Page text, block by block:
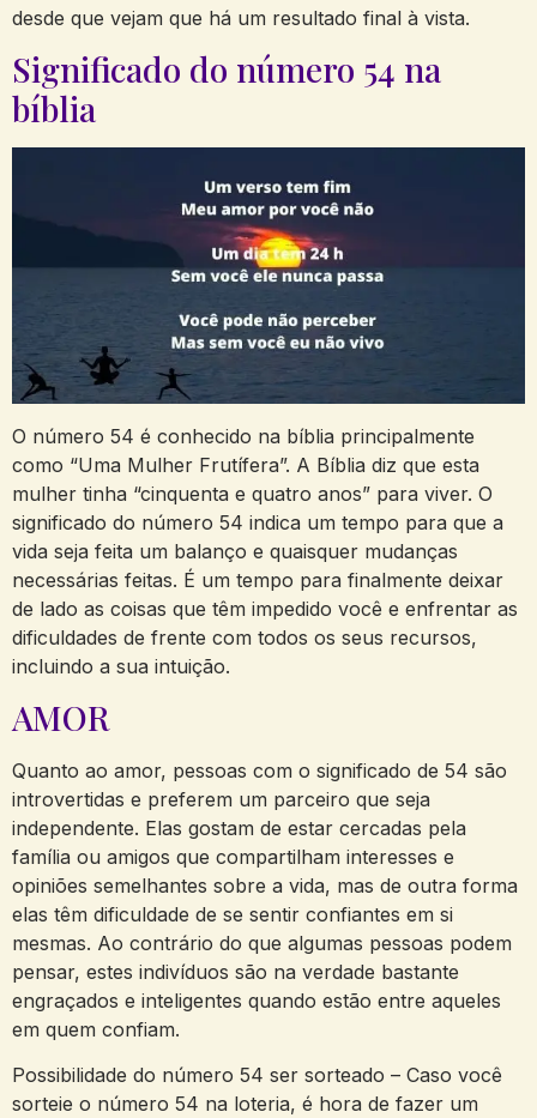
desde que vejam que há um resultado final à vista.
Significado do número 54 na
bíblia
O número 54 é conhecido na bíblia principalmente
como “Uma Mulher Frutífera”. A Bíblia diz que esta
mulher tinha “cinquenta e quatro anos” para viver. O
significado do número 54 indica um tempo para que a
vida seja feita um balanço e quaisquer mudanças
necessárias feitas. É um tempo para finalmente deixar
de lado as coisas que têm impedido você e enfrentar as
dificuldades de frente com todos os seus recursos,
incluindo a sua intuição.
AMOR
Quanto ao amor, pessoas com o significado de 54 são
introvertidas e preferem um parceiro que seja
independente. Elas gostam de estar cercadas pela
família ou amigos que compartilham interesses e
opiniões semelhantes sobre a vida, mas de outra forma
elas têm dificuldade de se sentir confiantes em si
mesmas. Ao contrário do que algumas pessoas podem
pensar, estes indivíduos são na verdade bastante
engraçados e inteligentes quando estão entre aqueles
em quem confiam.
Possibilidade do número 54 ser sorteado – Caso você
sorteie o número 54 na loteria, é hora de fazer um